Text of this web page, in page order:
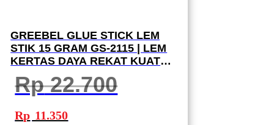
GREEBEL GLUE STICK LEM
STIK 15 GRAM GS-2115 | LEM
KERTAS DAYA REKAT KUAT
MUDAH DIGUNAKAN
Rp22.700
Harga
aslinya
adalah:
Rp 11.350ini